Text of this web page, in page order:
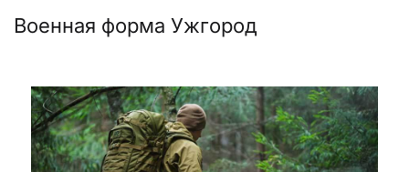
Военная форма Ужгород